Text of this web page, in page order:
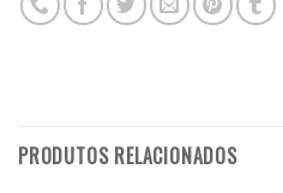
PRODUTOS RELACIONADOS